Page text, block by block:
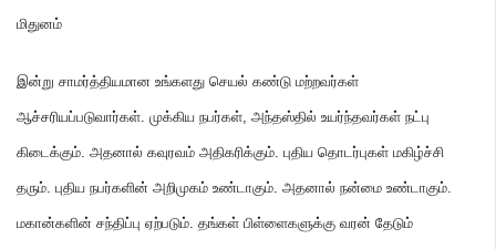
மிதுனம்
இன்று சாமர்த்தியமான உங்களது செயல் கண்டு மற்றவர்கள்
ஆச்சரியப்படுவார்கள். முக்கிய நபர்கள், அந்தஸ்தில் உயர்ந்தவர்கள் நட்பு
கிடைக்கும். அதனால் கவுரவம் அதிகரிக்கும். புதிய தொடர்புகள் மகிழ்ச்சி
தரும். புதிய நபர்களின் அறிமுகம் உண்டாகும். அதனால் நன்மை உண்டாகும்.
மகான்களின் சந்திப்பு ஏற்படும். தங்கள் பிள்ளைகளுக்கு வரன் தேடும்